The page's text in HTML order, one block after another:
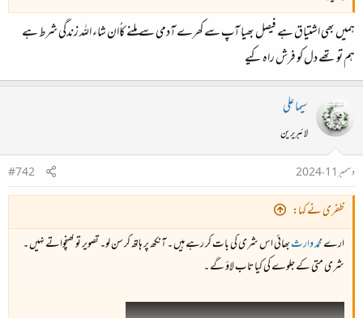
ہمیں بھی اشتیاق ہے فیصل بھیا آپ سے کھرے آدمی سے ملنے کاُان شاء اللہ زندگی شرط ہے
ہم تو تھے دل کو فرش راہ کیے
سیما علی
لائبریرین
دسمبر 11، 2024
#742
ظفری نے کہا:
ارےمحمد وارثبھائی اس شری کی بات کر رہے ہیں ۔ آنکھ پر ہاتھ کر سن لو۔ تصویر تو کھنچواتے نہیں ۔
شری متی کے جلوے کی کیا تاب لاؤ گے ۔